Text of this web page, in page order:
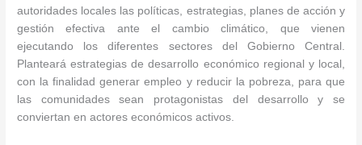
autoridades locales las políticas, estrategias, planes de acción y
gestión efectiva ante el cambio climático, que vienen
ejecutando los diferentes sectores del Gobierno Central.
Planteará estrategias de desarrollo económico regional y local,
con la finalidad generar empleo y reducir la pobreza, para que
las comunidades sean protagonistas del desarrollo y se
conviertan en actores económicos activos.